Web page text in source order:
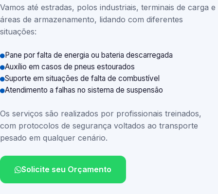
Vamos até estradas, polos industriais, terminais de carga e
áreas de armazenamento, lidando com diferentes
situações:
Pane por falta de energia ou bateria descarregada
Auxílio em casos de pneus estourados
Suporte em situações de falta de combustível
Atendimento a falhas no sistema de suspensão
Os serviços são realizados por profissionais treinados,
com protocolos de segurança voltados ao transporte
pesado em qualquer cenário.
Solicite seu Orçamento